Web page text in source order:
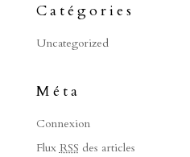
Catégories
Uncategorized
Méta
Connexion
Flux RSS des articles